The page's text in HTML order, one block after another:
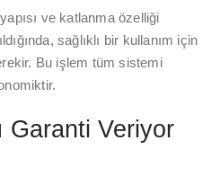
ve katlanma özelliği
sağlıklı bir kullanım için
Bu işlem tüm sistemi
Garanti Veriyor